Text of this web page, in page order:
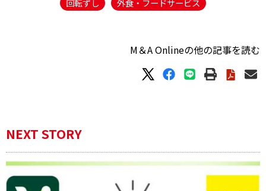
回転ずし
外食・フードサービス
M＆A Onlineの他の記事を読む
NEXT STORY